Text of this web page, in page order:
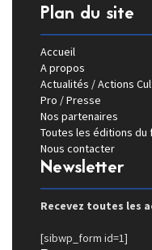
Plan du site
Accueil
A propos
Actualités / Actions
Pro / Presse
Nos partenaires
Toutes les éditions du
Nous contacter
Newsletter
Recevez toutes les
[sibwp_form id=1]